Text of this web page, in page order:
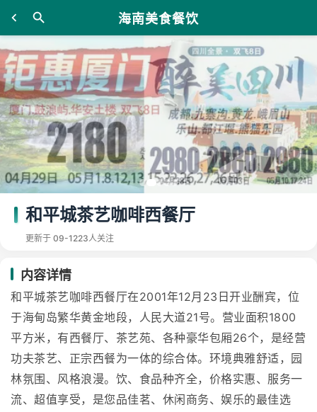
海南美食餐饮
和平城茶艺咖啡西餐厅
更新于 09-1223人关注
内容详情
和平城茶艺咖啡西餐厅在2001年12月23日开业酬宾，位
于海甸岛繁华黄金地段，人民大道21号。营业面积1800
平方米，有西餐厅、茶艺苑、各种豪华包厢26个，是经营
功夫茶艺、正宗西餐为一体的综合体。环境典雅舒适，园
林氛围、风格浪漫。饮、食品种齐全，价格实惠、服务一
流、超值享受，是您品佳茗、休闲商务、娱乐的最佳选